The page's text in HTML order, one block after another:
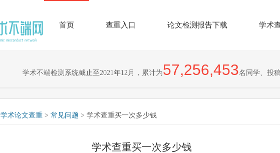
首页 查重入口 论文检测报告下载 学术
学术不端检测系统截止至2021年12月，累计为57,256,453名同学、投
学术论文查重 > 常见问题 > 学术查重买一次多少钱
学术查重买一次多少钱